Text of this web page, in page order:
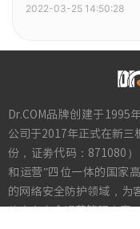
2022-03-25 14:50:28
Dr.COM品牌创建于1995
公司于2017年正式在新三
份，证劵代码：871080
和运营”四位一体的国家
的网络安全防护领域，为